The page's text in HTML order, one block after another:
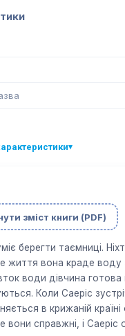
▾
зміст книги (PDF)
берегти таємниці.
життя вона краде воду
води дівчина
Коли Саеріс
в крижаній
вони справжні, і Саеріс